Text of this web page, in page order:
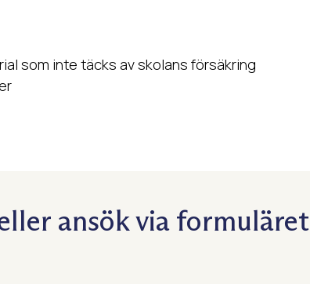
som inte täcks av skolans försäkring
ansök via formuläret